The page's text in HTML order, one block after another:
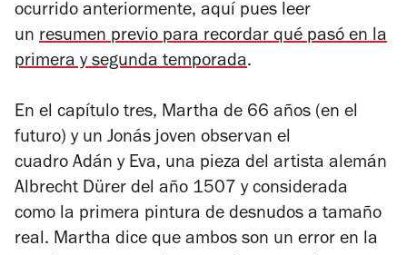
ocurrido anteriormente, aquí pues leer
un resumen previo para recordar qué pasó en la
primera y segunda temporada.
En el capítulo tres, Martha de 66 años (en el
futuro) y un Jonás joven observan el
cuadro Adán y Eva, una pieza del artista alemán
Albrecht Dürer del año 1507 y considerada
como la primera pintura de desnudos a tamaño
real. Martha dice que ambos son un error en la